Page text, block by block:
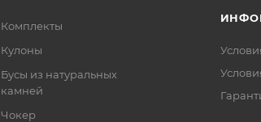
Комплекты
Кулоны
Бусы из натуральных
камней
Чокер